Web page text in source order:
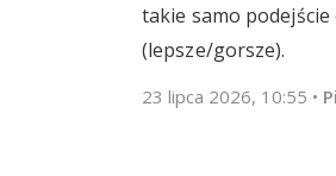
takie samo podejście
(lepsze/gorsze).
23 lipca 2026, 10:55 •